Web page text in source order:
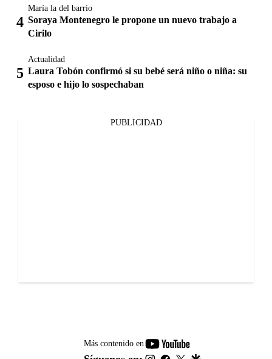
María la del barrio
Soraya Montenegro le propone un nuevo trabajo a
Cirilo
Actualidad
Laura Tobón confirmó si su bebé será niño o niña: su
esposo e hijo lo sospechaban
PUBLICIDAD
Más contenido en
youtube-
footer